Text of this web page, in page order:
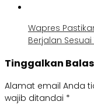
Wapres
Berjalan
Tinggalkan
Alamat email Anda
wajib ditandai *